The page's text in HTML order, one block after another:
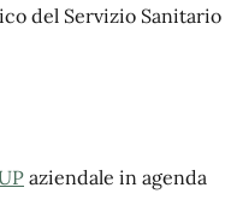
del Servizio Sanitario
aziendale in agenda